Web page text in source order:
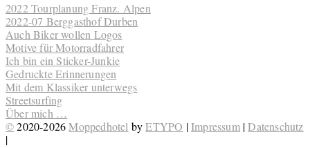
2022 Tourplanung Franz. Alpen
2022-07 Berggasthof Durben
Auch Biker wollen Logos
Motive für Motorradfahrer
Ich bin ein Sticker-Junkie
Gedruckte Erinnerungen
Mit dem Klassiker unterwegs
Streetsurfing
Über mich …
©2020-2026Moppedhotel byETYPO |Impressum|Datenschutz
|